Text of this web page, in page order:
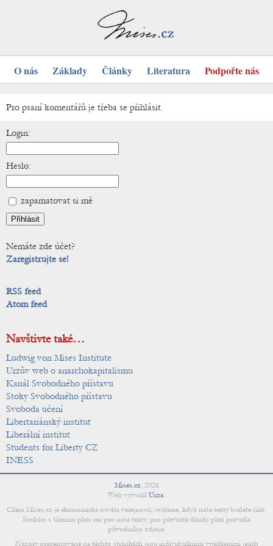
O nás Základy Články Literatura Podpořte nás
Pro psaní komentářů je třeba se přihlásit.
Login:
Heslo:
zapamatovat si mě
Nemáte zde účet?
Zaregistrujte se!
RSS feed
Atom feed
Navštivte také…
Ludwig von Mises Institute
Urzův web o anarchokapitalismu
Kanál Svobodného přístavu
Stoky Svobodného přístavu
Svoboda učení
Libertariánský institut
Liberální institut
Students for Liberty CZ
INESS
Mises.cz, 2026
Web vytvořil Urza.
Cílem Mises.cz je ekonomická osvěta veřejnosti; uvítáme, když naše texty budete šířit.
Souhlas s šířením platí jen pro naše texty; pro převzaté články platí pravidla
původního zdroje.
Názory prezentované na těchto stránkách jsou individuálními vyjádřeními jejich